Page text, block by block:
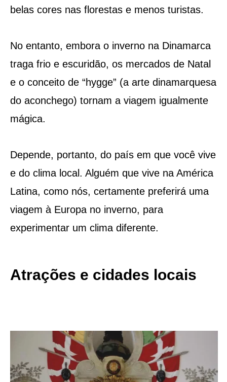
belas cores nas florestas e menos turistas.
No entanto, embora o inverno na Dinamarca
traga frio e escuridão, os mercados de Natal
e o conceito de “hygge” (a arte dinamarquesa
do aconchego) tornam a viagem igualmente
mágica.
Depende, portanto, do país em que você vive
e do clima local. Alguém que vive na América
Latina, como nós, certamente preferirá uma
viagem à Europa no inverno, para
experimentar um clima diferente.
Atrações e cidades locais